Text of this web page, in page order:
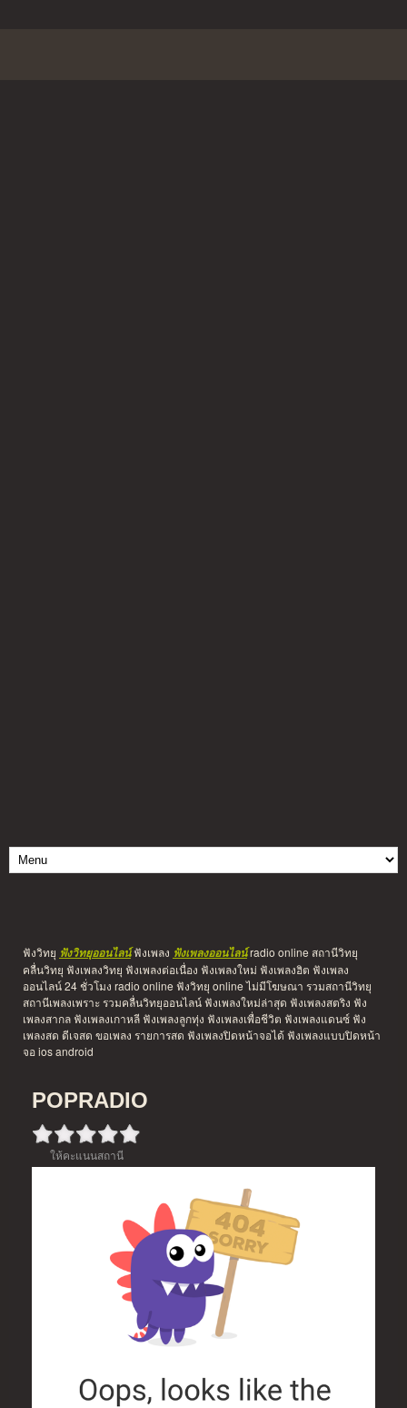
ฟังวิทยุ ฟังวิทยุออนไลน์ฟังเพลง ฟังเพลงออนไลน์radio online สถานีวิทยุ
คลื่นวิทยุ ฟังเพลงวิทยุ ฟังเพลงต่อเนื่อง ฟังเพลงใหม่ ฟังเพลงฮิต ฟังเพลง
ออนไลน์ 24 ชั่วโมง radio online ฟังวิทยุ online ไม่มีโฆษณา รวมสถานีวิทยุ
สถานีเพลงเพราะ รวมคลื่นวิทยุออนไลน์ ฟังเพลงใหม่ล่าสุด ฟังเพลงสตริง ฟัง
เพลงสากล ฟังเพลงเกาหลี ฟังเพลงลูกทุ่ง ฟังเพลงเพื่อชีวิต ฟังเพลงแดนซ์ ฟัง
เพลงสด ดีเจสด ขอเพลง รายการสด ฟังเพลงปิดหน้าจอได้ ฟังเพลงแบบปิดหน้า
จอ ios android
POPRADIO
ให้คะแนนสถานี